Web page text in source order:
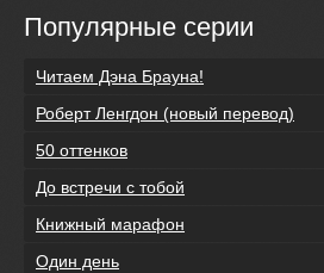
Популярные серии
Читаем Дэна Брауна!
Роберт Ленгдон (новый перевод)
50 оттенков
До встречи с тобой
Книжный марафон
Один день